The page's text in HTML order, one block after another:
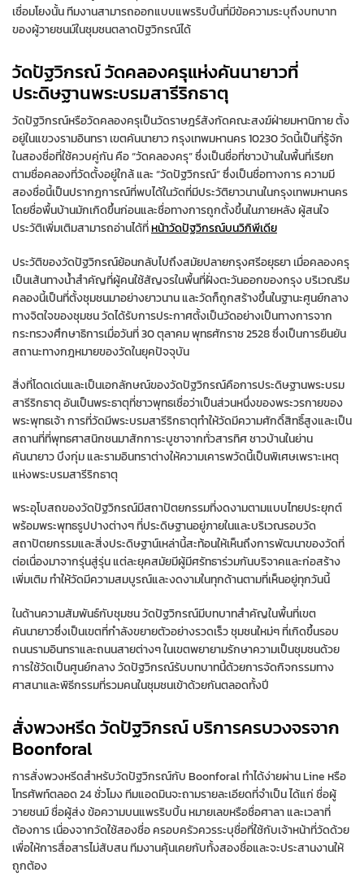
เชื่อมโยงนั้น ทีมงานสามารถออกแบบแพรริบบิ้นที่มีข้อความระบุถึงบทบาท
ของผู้วายชนม์ในชุมชนตลาดปัฐวิกรณ์ได้
วัดปัฐวิกรณ์ วัดคลองครุแห่งคันนายาวที่
ประดิษฐานพระบรมสารีริกธาตุ
วัดปัฐวิกรณ์หรือวัดคลองครุเป็นวัดราษฎร์สังกัดคณะสงฆ์ฝ่ายมหานิกาย ตั้ง
อยู่ในแขวงรามอินทรา เขตคันนายาว กรุงเทพมหานคร 10230 วัดนี้เป็นที่รู้จัก
ในสองชื่อที่ใช้ควบคู่กัน คือ “วัดคลองครุ” ซึ่งเป็นชื่อที่ชาวบ้านในพื้นที่เรียก
ตามชื่อคลองที่วัดตั้งอยู่ใกล้ และ “วัดปัฐวิกรณ์” ซึ่งเป็นชื่อทางการ ความมี
สองชื่อนี้เป็นปรากฏการณ์ที่พบได้ในวัดที่มีประวัติยาวนานในกรุงเทพมหานคร
โดยชื่อพื้นบ้านมักเกิดขึ้นก่อนและชื่อทางการถูกตั้งขึ้นในภายหลัง ผู้สนใจ
ประวัติเพิ่มเติมสามารถอ่านได้ที่หน้าวัดปัฐวิกรณ์บนวิกิพีเดีย
ประวัติของวัดปัฐวิกรณ์ย้อนกลับไปถึงสมัยปลายกรุงศรีอยุธยา เมื่อคลองครุ
เป็นเส้นทางน้ำสำคัญที่ผู้คนใช้สัญจรในพื้นที่ฝั่งตะวันออกของกรุง บริเวณริม
คลองนี้เป็นที่ตั้งชุมชนมาอย่างยาวนาน และวัดก็ถูกสร้างขึ้นในฐานะศูนย์กลาง
ทางจิตใจของชุมชน วัดได้รับการประกาศตั้งเป็นวัดอย่างเป็นทางการจาก
กระทรวงศึกษาธิการเมื่อวันที่ 30 ตุลาคม พุทธศักราช 2528 ซึ่งเป็นการยืนยัน
สถานะทางกฎหมายของวัดในยุคปัจจุบัน
สิ่งที่โดดเด่นและเป็นเอกลักษณ์ของวัดปัฐวิกรณ์คือการประดิษฐานพระบรม
สารีริกธาตุ อันเป็นพระธาตุที่ชาวพุทธเชื่อว่าเป็นส่วนหนึ่งของพระวรกายของ
พระพุทธเจ้า การที่วัดมีพระบรมสารีริกธาตุทำให้วัดมีความศักดิ์สิทธิ์สูงและเป็น
สถานที่ที่พุทธศาสนิกชนมาสักการะบูชาจากทั่วสารทิศ ชาวบ้านในย่าน
คันนายาว บึงกุ่ม และรามอินทราต่างให้ความเคารพวัดนี้เป็นพิเศษเพราะเหตุ
แห่งพระบรมสารีริกธาตุ
พระอุโบสถของวัดปัฐวิกรณ์มีสถาปัตยกรรมที่งดงามตามแบบไทยประยุกต์
พร้อมพระพุทธรูปปางต่างๆ ที่ประดิษฐานอยู่ภายในและบริเวณรอบวัด
สถาปัตยกรรมและสิ่งประดิษฐาน์เหล่านี้สะท้อนให้เห็นถึงการพัฒนาของวัดที่
ต่อเนื่องมาจากรุ่นสู่รุ่น แต่ละยุคสมัยมีผู้มีศรัทธาร่วมกันบริจาคและก่อสร้าง
เพิ่มเติม ทำให้วัดมีความสมบูรณ์และงดงามในทุกด้านตามที่เห็นอยู่ทุกวันนี้
ในด้านความสัมพันธ์กับชุมชน วัดปัฐวิกรณ์มีบทบาทสำคัญในพื้นที่เขต
คันนายาวซึ่งเป็นเขตที่กำลังขยายตัวอย่างรวดเร็ว ชุมชนใหม่ๆ ที่เกิดขึ้นรอบ
ถนนรามอินทราและถนนสายต่างๆ ในเขตพยายามรักษาความเป็นชุมชนด้วย
การใช้วัดเป็นศูนย์กลาง วัดปัฐวิกรณ์รับบทบาทนี้ด้วยการจัดกิจกรรมทาง
ศาสนาและพิธีกรรมที่รวมคนในชุมชนเข้าด้วยกันตลอดทั้งปี
สั่งพวงหรีด วัดปัฐวิกรณ์ บริการครบวงจรจาก
Boonforal
การสั่งพวงหรีดสำหรับวัดปัฐวิกรณ์กับ Boonforal ทำได้ง่ายผ่าน Line หรือ
โทรศัพท์ตลอด 24 ชั่วโมง ทีมแอดมินจะถามรายละเอียดที่จำเป็น ได้แก่ ชื่อผู้
วายชนม์ ชื่อผู้ส่ง ข้อความบนแพรริบบิ้น หมายเลขหรือชื่อศาลา และเวลาที่
ต้องการ เนื่องจากวัดใช้สองชื่อ ครอบครัวควรระบุชื่อที่ใช้กับเจ้าหน้าที่วัดด้วย
เพื่อให้การสื่อสารไม่สับสน ทีมงานคุ้นเคยกับทั้งสองชื่อและจะประสานงานให้
ถูกต้อง